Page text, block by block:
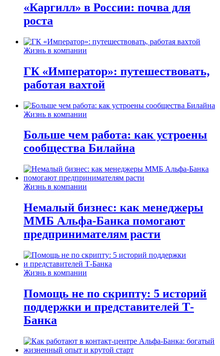
«Каргилл» в России: почва для
роста
Жизнь в компании
ГК «Император»: путешествовать,
работая вахтой
Жизнь в компании
Больше чем работа: как устроены
сообщества Билайна
Жизнь в компании
Немалый бизнес: как менеджеры
ММБ Альфа-Банка помогают
предпринимателям расти
Жизнь в компании
Помощь не по скрипту: 5 историй
поддержки и представителей Т-
Банка